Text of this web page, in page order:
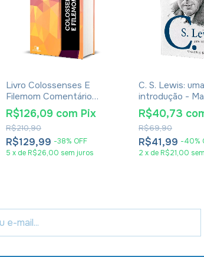
Livro Colossenses E
Filemom Comentário
Exegético - G. K. Beale
R$129,99 -38% OFF
R$210,90
R$126,09 com Pix
5 x de R$26,00 sem juros
C. S. Lewis: uma
introdução -
Svensson
R$41,99 -40%
R$69,90
R$40,73
2 x de R$21,00